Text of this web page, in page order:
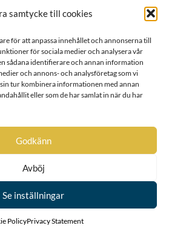
samtycke till cookies
för att anpassa innehållet och annonserna till
för sociala medier och analysera vår
sådana identifierare och annan information
och annons- och analysföretag som vi
tur kombinera informationen med annan
eller som de har samlat in när du har
Godkänn
Avböj
Se inställningar
PolicyPrivacy Statement